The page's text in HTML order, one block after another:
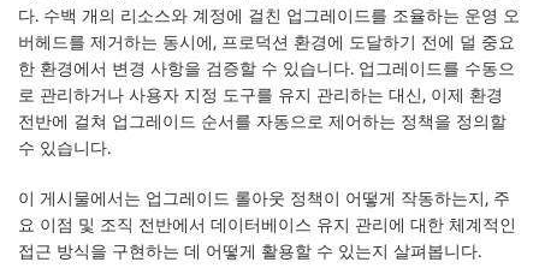
다. 수백 개의 리소스와 계정에 걸친 업그레이드를 조율하는 운영 오
버헤드를 제거하는 동시에, 프로덕션 환경에 도달하기 전에 덜 중요
한 환경에서 변경 사항을 검증할 수 있습니다. 업그레이드를 수동으
로 관리하거나 사용자 지정 도구를 유지 관리하는 대신, 이제 환경
전반에 걸쳐 업그레이드 순서를 자동으로 제어하는 정책을 정의할
수 있습니다.
이 게시물에서는 업그레이드 롤아웃 정책이 어떻게 작동하는지, 주
요 이점 및 조직 전반에서 데이터베이스 유지 관리에 대한 체계적인
접근 방식을 구현하는 데 어떻게 활용할 수 있는지 살펴봅니다.